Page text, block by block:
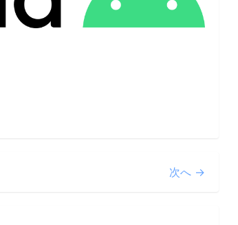
次へ →